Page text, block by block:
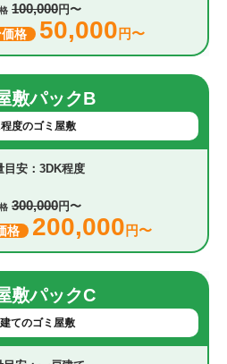
100,000円〜
格 50,000 円〜
敷パックB
度のゴミ屋敷
3DK程度
300,000円〜
格 200,000 円〜
敷パックC
てのゴミ屋敷